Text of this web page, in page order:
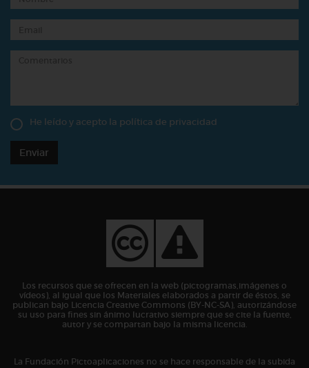
He leído y acepto la política de privacidad
Enviar
Los recursos que se ofrecen en la web (pictogramas,imágenes o
vídeos), al igual que los Materiales elaborados a partir de éstos, se
publican bajo Licencia Creative Commons (BY-NC-SA), autorizándose
su uso para fines sin ánimo lucrativo siempre que se cite la fuente,
autor y se compartan bajo la misma licencia.
La Fundación Pictoaplicaciones no se hace responsable de la subida